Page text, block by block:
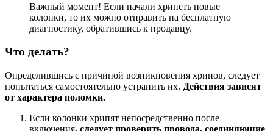
Важный момент! Если начали хрипеть новые
колонки, то их можно отправить на бесплатную
диагностику, обратившись к продавцу.
Что делать?
Определившись с причиной возникновения хрипов, следует
попытаться самостоятельно устранить их. Действия зависят
от характера поломки.
Если колонки хрипят непосредственно после
включения, следует проверить провода, соединяющие